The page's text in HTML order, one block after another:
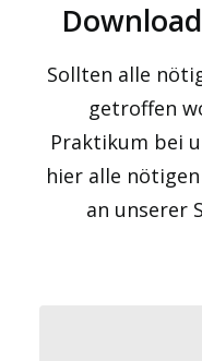
Sollten alle
getroffen
Praktikum bei
hier alle
an unserer